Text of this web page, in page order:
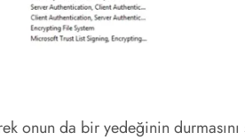
onun da bir yedeğinin